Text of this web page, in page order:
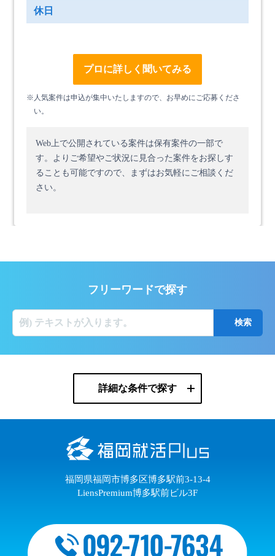
休日
プロに詳しく聞いてみる
※人気案件は申込が集中いたしますので、お早めにご応募くださ
い。
Web上で公開されている案件は保有案件の一部で
す。 よりご希望やご状況に見合った案件をお探しす
ることも可能ですので、まずはお気軽にご相談くだ
さい。
フリーワードで探す
詳細な条件で探す
福岡県福岡市博多区博多駅前3-13-4
LiensPremium博多駅前ビル3F